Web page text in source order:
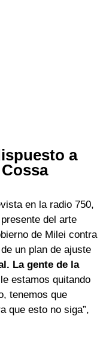
a
en la radio 750,
del arte
de Milei contra
un plan de ajuste
La gente de la
estamos quitando
tenemos que
que esto no siga”,